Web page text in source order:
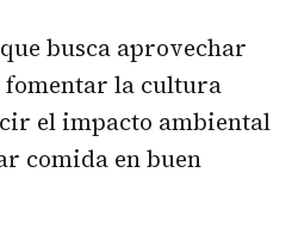
busca aprovechar
fomentar la cultura
el impacto ambiental
comida en buen